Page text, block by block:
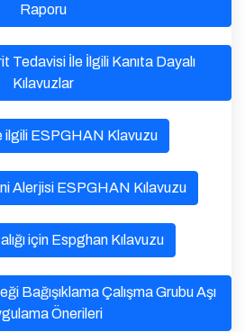
Raporu
Tedavisi İle İlgili Kanıta Dayalı
Kılavuzlar
ilgili ESPGHAN Klavuzu
Alerjisi ESPGHAN Kılavuzu
için Espghan Kılavuzu
Bağışıklama Çalışma Grubu Aşı
Önerileri